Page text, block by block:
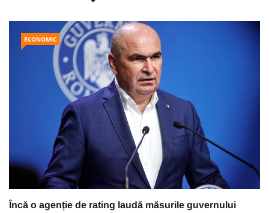
ECONOMIC
Încă o agenție de rating laudă măsurile guvernului